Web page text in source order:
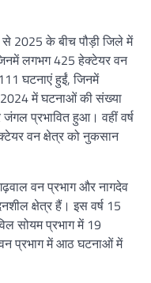
2025 के बीच पौड़ी जिले में
लगभग 425 हेक्टेयर वन
घटनाएं हुईं, जिनमें
2024 में घटनाओं की संख्या
प्रभावित हुआ। वहीं वर्ष
वन क्षेत्र को नुकसान
वन प्रभाग और नागदेव
क्षेत्र हैं। इस वर्ष 15
सोयम प्रभाग में 19
प्रभाग में आठ घटनाओं में